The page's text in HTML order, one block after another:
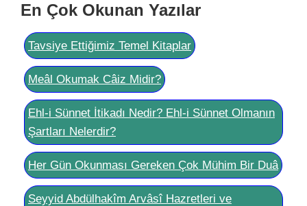
En Çok Okunan Yazılar
Tavsiye Ettiğimiz Temel Kitaplar
Meâl Okumak Câiz Midir?
Ehl-i Sünnet İtikadı Nedir? Ehl-i Sünnet Olmanın
Şartları Nelerdir?
Her Gün Okunması Gereken Çok Mühim Bir Duâ
Seyyid Abdülhakîm Arvâsî Hazretleri ve